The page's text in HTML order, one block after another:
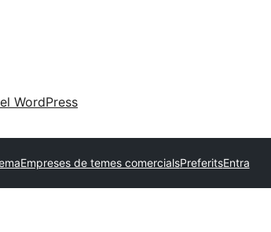
WordPress
Empreses de temes comercialsPreferitsEntra